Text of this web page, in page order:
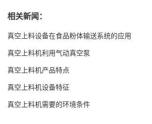
相关新闻：
真空上料设备在食品粉体输送系统的应用
真空上料机利用气动真空泵
真空上料机产品特点
真空上料机设备特征
真空上料机需要的环境条件